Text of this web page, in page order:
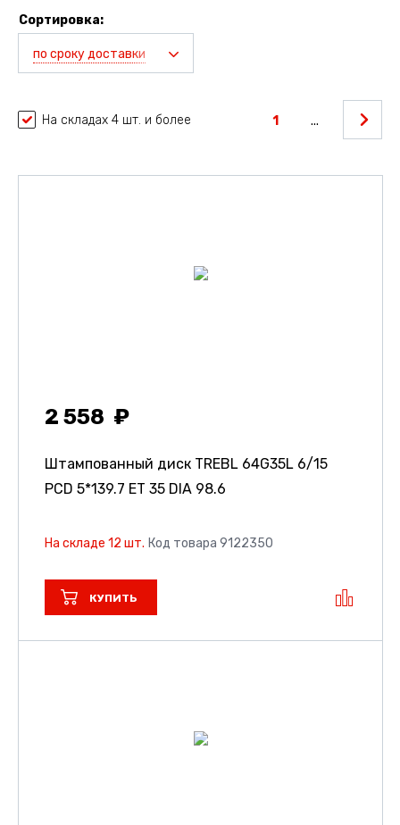
Сортировка:
по сроку доставки
На складах 4 шт. и более 1 ...
2 558
Штампованный диск TREBL 64G35L 6/15
PCD 5*139.7 ET 35 DIA 98.6
На складе 12 шт. Код товара 9122350
КУПИТЬ